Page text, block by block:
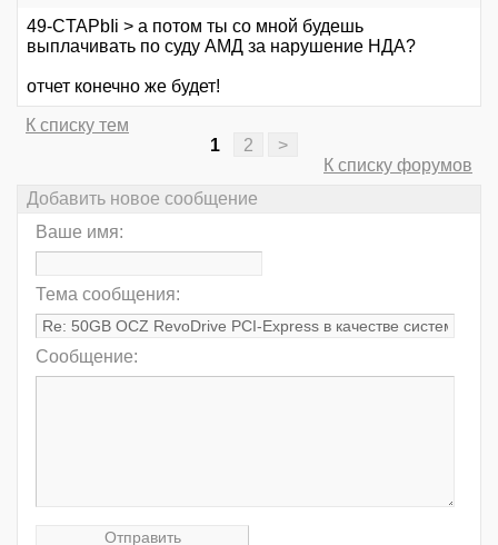
49-CTAPbIi > а потом ты со мной будешь
выплачивать по суду АМД за нарушение НДА?
отчет конечно же будет!
К списку тем
1
2
>
К списку форумов
Добавить новое сообщение
Ваше имя:
Тема сообщения:
Сообщение: